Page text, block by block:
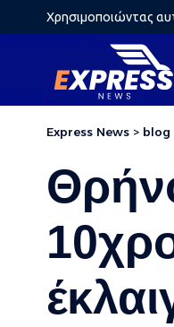
Χρησιμοποιώντας
Express News > blog